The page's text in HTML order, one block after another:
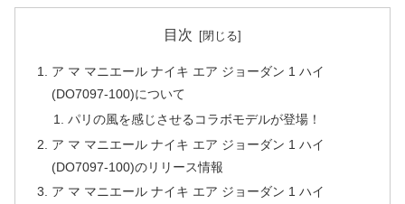
目次
ア マ マニエール ナイキ エア ジョーダン 1 ハイ
(DO7097-100)について
パリの風を感じさせるコラボモデルが登場！
ア マ マニエール ナイキ エア ジョーダン 1 ハイ
(DO7097-100)のリリース情報
ア マ マニエール ナイキ エア ジョーダン 1 ハイ